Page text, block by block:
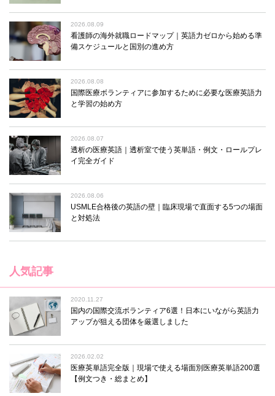
2026.08.09
看護師の海外就職ロードマップ｜英語力ゼロから始める準
備スケジュールと国別の進め方
2026.08.08
国際医療ボランティアに参加するために必要な医療英語力
と学習の始め方
2026.08.07
透析の医療英語｜透析室で使う英単語・例文・ロールプレ
イ完全ガイド
2026.08.06
USMLE合格後の英語の壁｜臨床現場で直面する5つの場面
と対処法
人気記事
2020.11.27
国内の国際交流ボランティア6選！日本にいながら英語力
アップが狙える団体を厳選しました
2026.02.02
医療英単語完全版｜現場で使える場面別医療英単語200選
【例文つき・総まとめ】